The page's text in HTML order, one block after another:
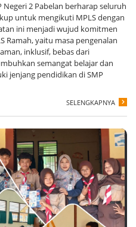
Negeri 2 Pabelan berharap seluruh
untuk mengikuti MPLS dengan
ini menjadi wujud komitmen
Ramah, yaitu masa pengenalan
inklusif, bebas dari
semangat belajar dan
jenjang pendidikan di SMP
SELENGKAPNYA